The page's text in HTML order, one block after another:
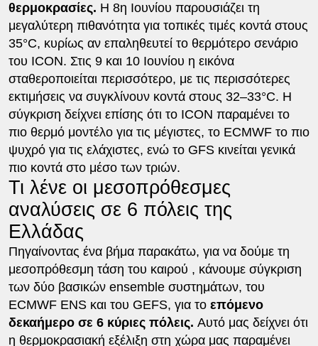
θερμοκρασίες. Η 8η Ιουνίου παρουσιάζει τη
μεγαλύτερη πιθανότητα για τοπικές τιμές κοντά στους
35°C, κυρίως αν επαληθευτεί το θερμότερο σενάριο
του ICON. Στις 9 και 10 Ιουνίου η εικόνα
σταθεροποιείται περισσότερο, με τις περισσότερες
εκτιμήσεις να συγκλίνουν κοντά στους 32–33°C. Η
σύγκριση δείχνει επίσης ότι το ICON παραμένει το
πιο θερμό μοντέλο για τις μέγιστες, το ECMWF το πιο
ψυχρό για τις ελάχιστες, ενώ το GFS κινείται γενικά
πιο κοντά στο μέσο των τριών.
Τι λένε οι μεσοπρόθεσμες
αναλύσεις σε 6 πόλεις της
Ελλάδας
Πηγαίνοντας ένα βήμα παρακάτω, για να δούμε τη
μεσοπρόθεσμη τάση του καιρού , κάνουμε σύγκριση
των δύο βασικών ensemble συστημάτων, του
ECMWF ENS και του GEFS, για το επόμενο
δεκαήμερο σε 6 κύριες πόλεις. Αυτό μας δείχνει ότι
η θερμοκρασιακή εξέλιξη στη χώρα μας παραμένει